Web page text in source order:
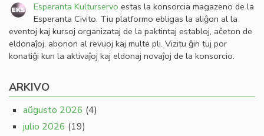
Esperanta Kulturservo estas la konsorcia magazeno de la
Esperanta Civito. Tiu platformo ebligas la aliĝon al la
eventoj kaj kursoj organizataj de la paktintaj establoj, aĉeton de
eldonaĵoj, abonon al revuoj kaj multe pli. Vizitu ĝin tuj por
konatiĝi kun la aktivaĵoj kaj eldonaj novaĵoj de la konsorcio.
ARKIVO
aŭgusto 2026 (4)
julio 2026 (19)